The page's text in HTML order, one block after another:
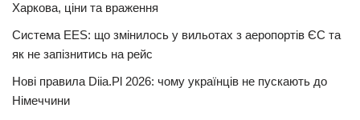
Харкова, ціни та враження
Система EES: що змінилось у вильотах з аеропортів ЄС та
як не запізнитись на рейс
Нові правила Diia.Pl 2026: чому українців не пускають до
Німеччини